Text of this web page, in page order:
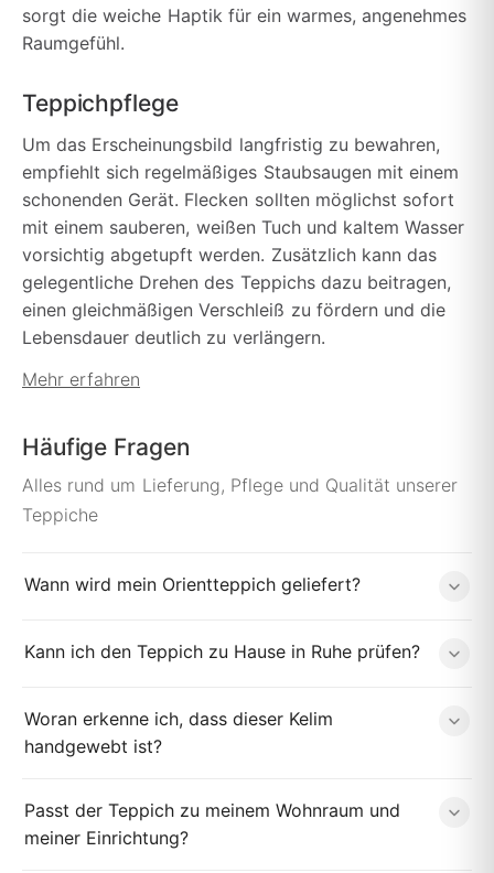
sorgt die weiche Haptik für ein warmes, angenehmes
Raumgefühl.
Teppichpflege
Um das Erscheinungsbild langfristig zu bewahren,
empfiehlt sich regelmäßiges Staubsaugen mit einem
schonenden Gerät. Flecken sollten möglichst sofort
mit einem sauberen, weißen Tuch und kaltem Wasser
vorsichtig abgetupft werden. Zusätzlich kann das
gelegentliche Drehen des Teppichs dazu beitragen,
einen gleichmäßigen Verschleiß zu fördern und die
Lebensdauer deutlich zu verlängern.
Mehr erfahren
Häufige Fragen
Alles rund um Lieferung, Pflege und Qualität unserer
Teppiche
Wann wird mein Orientteppich geliefert?
Kann ich den Teppich zu Hause in Ruhe prüfen?
Woran erkenne ich, dass dieser Kelim
handgewebt ist?
Passt der Teppich zu meinem Wohnraum und
meiner Einrichtung?